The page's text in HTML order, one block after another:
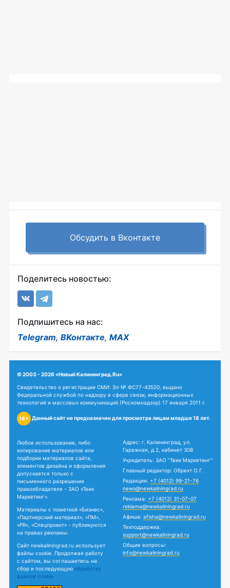
Обсудить в Вконтакте
Поделитесь новостью:
Подпишитесь на нас:
Telegram, ВКонтакте, MAX
© 2003 - 2026 «Новый Калининград.Ru»
Свидетельство о регистрации СМИ: Эл № ФС77-43520, выдано
Федеральной службой по надзору в сфере связи, информационных
технологий и массовых коммуникаций (Роскомнадзор) 17 января 2011 г.
18+ Данный сайт не предназначен для просмотра лицам младше 18 лет.
Любое использование, либо
копирование материалов или
подборки материалов сайта,
элементов дизайна и оформления
допускается только с
письменного разрешения
правообладателя - ЗАО «Твик
Маркетинг».
Материалы с пометкой «Бизнес»,
«Партнерский материал», «ПМ»,
«PR», «Спецпроект» - публикуются
на правах рекламы.
Сайт newkaliningrad.ru использует
файлы cookie. Продолжая работу
с сайтом, вы соглашаетесь на
сбор и последующую обработку
файлов cookie.
Адрес: г. Калининград, ул.
Гаражная, д.2, кабинет 308
Учредитель: ЗАО "Твик Маркетинг"
Главный редактор: Обрехт О.Г.
Редакция: +7 (4012) 99-21-76
news@newkaliningrad.ru
Реклама: +7 (4012) 31-07-07
reklama@newkaliningrad.ru
Афиша: afisha@newkaliningrad.ru
Техподдержка:
support@newkaliningrad.ru
Общие вопросы:
info@newkaliningrad.ru